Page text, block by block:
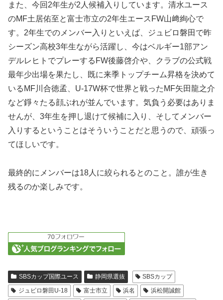
また、今回2年生が2人候補入りしています。清水ユース
のMF土居佑至と富士市立の2年生エースFW山﨑絢心で
す。2年生でのメンバー入りといえば、ジュビロ磐田で昨
シーズン高校3年生ながら活躍し、今はベルギー1部アン
デルレヒトでプレーするFW後藤啓介や、クラブの公式戦
最年少出場を果たし、既に来季トップチーム昇格を決めて
いるMF川合徳孟、U-17W杯で世界と戦ったMF矢田龍之介
など錚々たる顔ぶれが並んでいます。気負う必要はありま
せんが、3年生を押し退けて候補に入り、そしてメンバー
入りするということはそういうことだと思うので、頑張っ
てほしいです。
最終的にメンバーは18人に絞られるとのこと。誰が生き
残るのか楽しみです。
SBSカップ国際ユース 静岡県選抜
SBSカップ
ジュビロ磐田U-18
富士市立 浜名
浜松開誠館